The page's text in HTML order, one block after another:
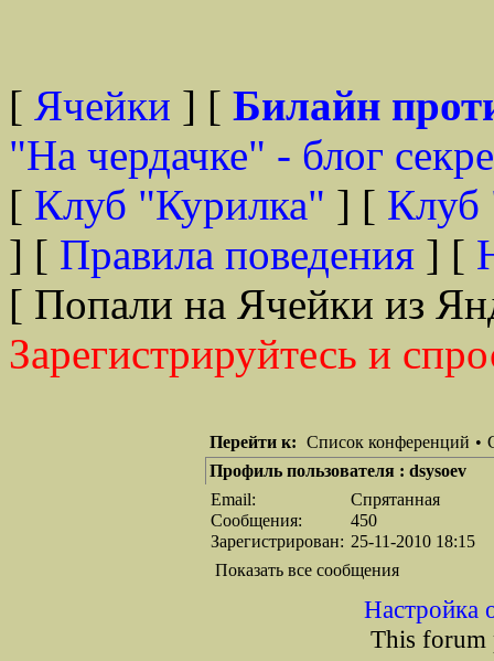
[ Ячейки ] [ Билайн
"На чердачке" - блог
[ Клуб "Курилка" ] [ Клуб
] [ Правила поведения ] [
[ Попали на Ячейки из
Зарегистрируйтесь и
Перейти к: Список конференций •
Профиль пользователя : dsysoev
Email:
Спрятанная
Сообщения:
450
Зарегистрирован: 25-11-2010 18:15
Показать все сообщения
Настройка
This